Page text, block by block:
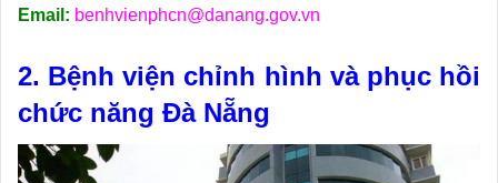
Email: benhvienphcn@danang.gov.vn
2. Bệnh viện chỉnh hình và phục hồi
chức năng Đà Nẵng